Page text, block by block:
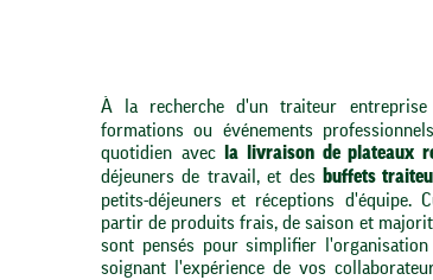
À la recherche d'un traiteur
formations ou événements
quotidien avec
la livraison de plateaux
déjeuners de travail, et des
buffets
petits-déjeuners et réceptions d'équipe.
partir de produits frais, de saison et
sont pensés pour simplifier
soignant l'expérience de vos